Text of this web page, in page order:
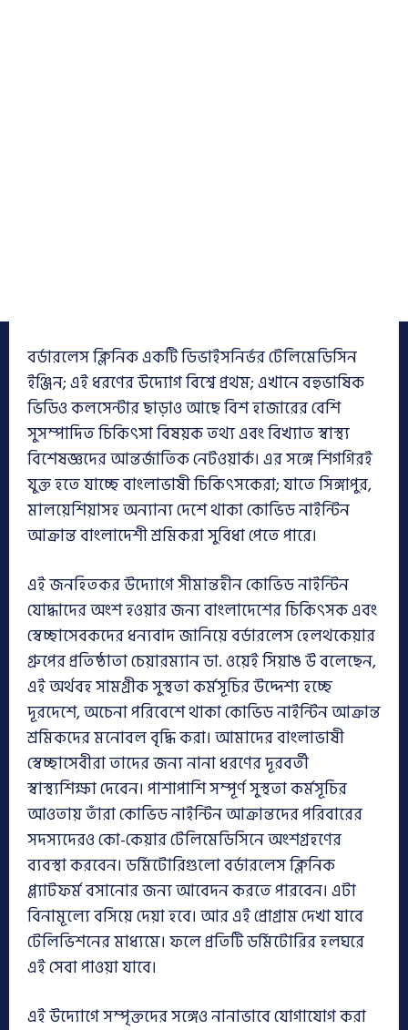
বর্ডারলেস ক্লিনিক একটি ডিভাইসনির্ভর টেলিমেডিসিন
ইঞ্জিন; এই ধরণের উদ্যোগ বিশ্বে প্রথম; এখানে বহুভাষিক
ভিডিও কলসেন্টার ছাড়াও আছে বিশ হাজারের বেশি
সুসম্পাদিত চিকিৎসা বিষয়ক তথ্য এবং বিখ্যাত স্বাস্থ্য
বিশেষজ্ঞদের আন্তর্জাতিক নেটওয়ার্ক। এর সঙ্গে শিগগিরই
যুক্ত হতে যাচ্ছে বাংলাভাষী চিকিৎসকেরা; যাতে সিঙ্গাপুর,
মালয়েশিয়াসহ অন্যান্য দেশে থাকা কোভিড নাইন্টিন
আক্রান্ত বাংলাদেশী শ্রমিকরা সুবিধা পেতে পারে।
এই জনহিতকর উদ্যোগে সীমান্তহীন কোভিড নাইন্টিন
যোদ্ধাদের অংশ হওয়ার জন্য বাংলাদেশের চিকিৎসক এবং
স্বেচ্ছাসেবকদের ধন্যবাদ জানিয়ে বর্ডারলেস হেলথকেয়ার
গ্রুপের প্রতিষ্ঠাতা চেয়ারম্যান ডা. ওয়েই সিয়াঙ উ বলেছেন,
এই অর্থবহ সামগ্রীক সুস্থতা কর্মসূচির উদ্দেশ্য হচ্ছে
দূরদেশে, অচেনা পরিবেশে থাকা কোভিড নাইন্টিন আক্রান্ত
শ্রমিকদের মনোবল বৃদ্ধি করা। আমাদের বাংলাভাষী
স্বেচ্ছাসেবীরা তাদের জন্য নানা ধরণের দূরবর্তী
স্বাস্থ্যশিক্ষা দেবেন। পাশাপাশি সম্পূর্ণ সুস্থতা কর্মসূচির
আওতায় তাঁরা কোভিড নাইন্টিন আক্রান্তদের পরিবারের
সদস্যদেরও কো-কেয়ার টেলিমেডিসিনে অংশগ্রহণের
ব্যবস্থা করবেন। ডর্মিটোরিগুলো বর্ডারলেস ক্লিনিক
প্ল্যাটফর্ম বসানোর জন্য আবেদন করতে পারবেন। এটা
বিনামূল্যে বসিয়ে দেয়া হবে। আর এই প্রোগ্রাম দেখা যাবে
টেলিভিশনের মাধ্যমে। ফলে প্রতিটি ডর্মিটোরির হলঘরে
এই সেবা পাওয়া যাবে।
এই উদ্যোগে সম্পৃক্তদের সঙ্গেও নানাভাবে যোগাযোগ করা